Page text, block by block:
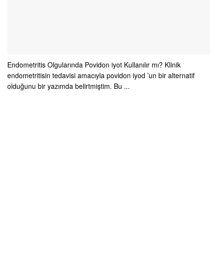
Endometritis Olgularında Povidon iyot Kullanılır mı? Klinik
endometritisin tedavisi amacıyla povidon iyod ’un bir alternatif
olduğunu bir yazımda belirtmiştim. Bu ...